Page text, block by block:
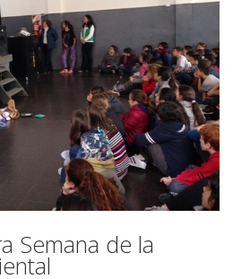
Semana de la